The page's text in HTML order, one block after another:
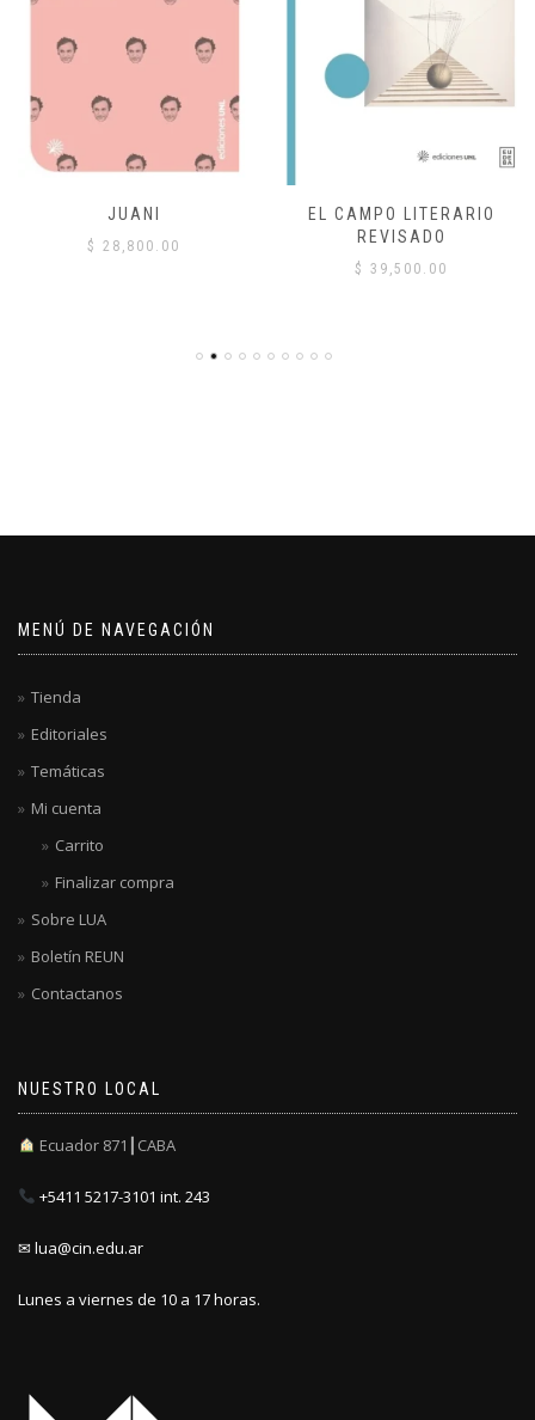
JUANI
$ 28,800.00
EL CAMPO LITERARIO
REVISADO
$ 39,500.00
MENÚ DE NAVEGACIÓN
Tienda
Editoriales
Temáticas
Mi cuenta
Carrito
Finalizar compra
Sobre LUA
Boletín REUN
Contactanos
NUESTRO LOCAL
Ecuador 871┃CABA
+5411 5217-3101 int. 243
✉ lua@cin.edu.ar
Lunes a viernes de 10 a 17 horas.